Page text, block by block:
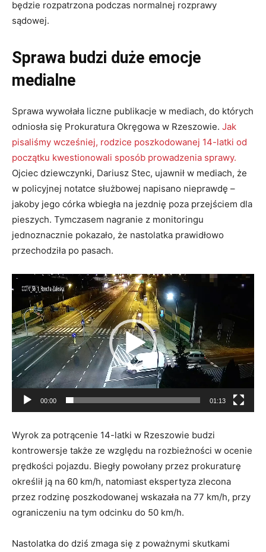
będzie rozpatrzona podczas normalnej rozprawy
sądowej.
Sprawa budzi duże emocje
medialne
Sprawa wywołała liczne publikacje w mediach, do których
odniosła się Prokuratura Okręgowa w Rzeszowie. Jak
pisaliśmy wcześniej, rodzice poszkodowanej 14-latki od
początku kwestionowali sposób prowadzenia sprawy.
Ojciec dziewczynki, Dariusz Stec, ujawnił w mediach, że
w policyjnej notatce służbowej napisano nieprawdę –
jakoby jego córka wbiegła na jezdnię poza przejściem dla
pieszych. Tymczasem nagranie z monitoringu
jednoznacznie pokazało, że nastolatka prawidłowo
przechodziła po pasach.
Odtwarzacz
video
00:00 01:13
Wyrok za potrącenie 14-latki w Rzeszowie budzi
kontrowersje także ze względu na rozbieżności w ocenie
prędkości pojazdu. Biegły powołany przez prokuraturę
określił ją na 60 km/h, natomiast ekspertyza zlecona
przez rodzinę poszkodowanej wskazała na 77 km/h, przy
ograniczeniu na tym odcinku do 50 km/h.
Nastolatka do dziś zmaga się z poważnymi skutkami